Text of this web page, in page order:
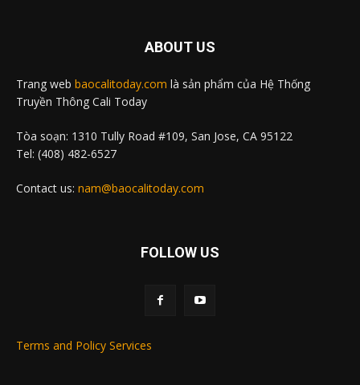
ABOUT US
Trang web baocalitoday.com là sản phẩm của Hệ Thống
Truyền Thông Cali Today
Tòa soạn: 1310 Tully Road #109, San Jose, CA 95122
Tel: (408) 482-6527
Contact us: nam@baocalitoday.com
FOLLOW US
Terms and Policy Services